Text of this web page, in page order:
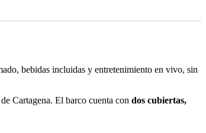
bebidas incluidas y entretenimiento en vivo, sin
Cartagena. El barco cuenta con dos cubiertas,